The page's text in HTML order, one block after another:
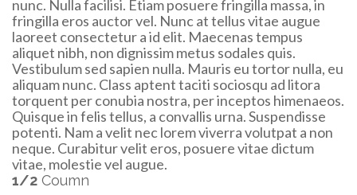
nunc. Nulla facilisi. Etiam posuere fringilla massa, in
fringilla eros auctor vel. Nunc at tellus vitae augue
laoreet consectetur a id elit. Maecenas tempus
aliquet nibh, non dignissim metus sodales quis.
Vestibulum sed sapien nulla. Mauris eu tortor nulla, eu
aliquam nunc. Class aptent taciti sociosqu ad litora
torquent per conubia nostra, per inceptos himenaeos.
Quisque in felis tellus, a convallis urna. Suspendisse
potenti. Nam a velit nec lorem viverra volutpat a non
neque. Curabitur velit eros, posuere vitae dictum
vitae, molestie vel augue.
1/2 Coumn